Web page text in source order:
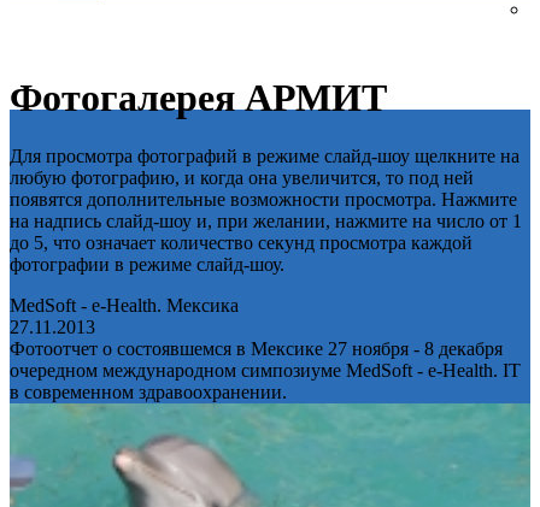
Фотогалерея АРМИТ
Для просмотра фотографий в режиме слайд-шоу щелкните на
любую фотографию, и когда она увеличится, то под ней
появятся дополнительные возможности просмотра. Нажмите
на надпись слайд-шоу и, при желании, нажмите на число от 1
до 5, что означает количество секунд просмотра каждой
фотографии в режиме слайд-шоу.
MedSoft - e-Health. Мексика
27.11.2013
Фотоотчет о состоявшемся в Мексике 27 ноября - 8 декабря
очередном международном симпозиуме MedSoft - e-Health. IT
в современном здравоохранении.